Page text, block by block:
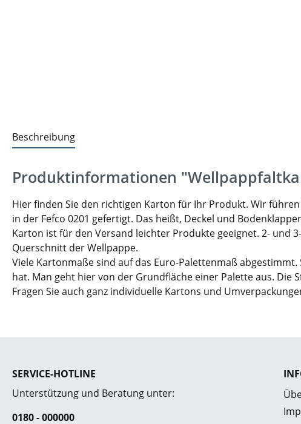
Beschreibung
Produktinformationen
Hier finden Sie den richtigen Karton für Ihr Produkt. Wir
in der Fefco 0201 gefertigt. Das heißt, Deckel und
Karton ist für den Versand leichter Produkte geeignet. 2- und
Querschnitt der Wellpappe.
Viele Kartonmaße sind auf das Euro-Palettenmaß
hat. Man geht hier von der Grundfläche einer Palette aus. Die
Fragen Sie auch ganz individuelle Kartons und
SERVICE-HOTLINE
Unterstützung und Beratung unter:
0180 - 000000